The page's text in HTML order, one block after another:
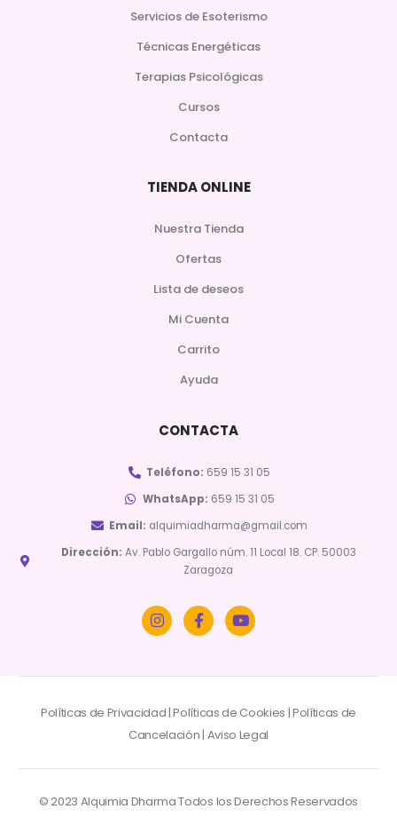
Servicios de Esoterismo
Técnicas Energéticas
Terapias Psicológicas
Cursos
Contacta
TIENDA ONLINE
Nuestra Tienda
Ofertas
Lista de deseos
Mi Cuenta
Carrito
Ayuda
CONTACTA
Teléfono: 659 15 31 05
WhatsApp: 659 15 31 05
Email: alquimiadharma@gmail.com
Dirección: Av. Pablo Gargallo núm. 11 Local 18. CP. 50003
Zaragoza
© 2023 Alquimia Dharma Todos los Derechos Reservados
Políticas de Privacidad|Políticas de Cookies |Políticas de
Cancelación| Aviso Legal